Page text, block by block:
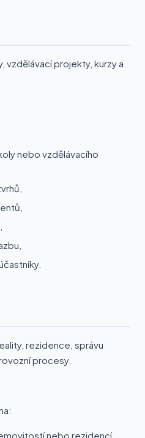
vzdělávací projekty, kurzy a
nebo vzdělávacího
rezidence, správu
procesy.
nebo rezidencí,